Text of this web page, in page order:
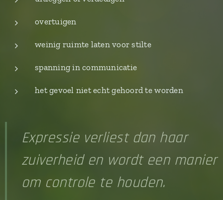
overtuigen
weinig ruimte laten voor stilte
spanning in communicatie
het gevoel niet echt gehoord te worden
Expressie verliest dan haar
zuiverheid en wordt een manier
om controle te houden.